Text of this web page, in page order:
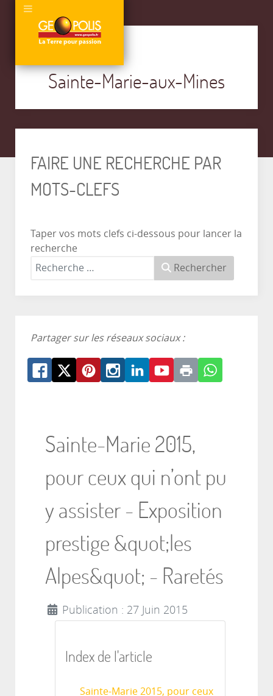
Sainte-Marie-aux-Mines
FAIRE UNE RECHERCHE PAR
MOTS-CLEFS
Taper vos mots clefs ci-dessous pour lancer la
recherche
Rechercher
Partager sur les réseaux sociaux :
Sainte-Marie 2015,
pour ceux qui n’ont pu
y assister - Exposition
prestige &quot;les
Alpes&quot; - Raretés
Publication : 27 Juin 2015
Index de l'article
Sainte-Marie 2015, pour ceux